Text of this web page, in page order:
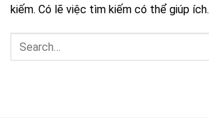
kiếm. Có lẽ việc tìm kiếm có thể giúp ích.